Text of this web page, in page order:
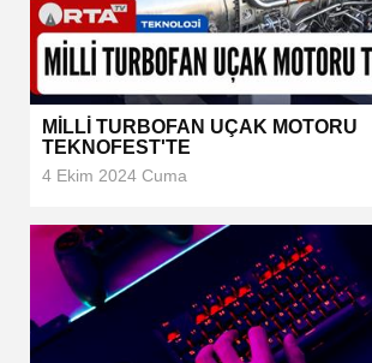
MİLLİ TURBOFAN UÇAK MOTORU
TEKNOFEST'TE
4 Ekim 2024 Cuma